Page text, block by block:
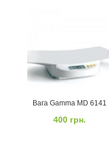
Вага Gamma MD 6141
400 грн.